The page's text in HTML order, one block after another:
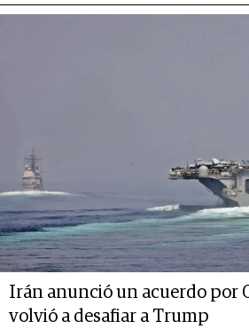
Irán anunció un acuerdo por
volvió a desafiar a Trump